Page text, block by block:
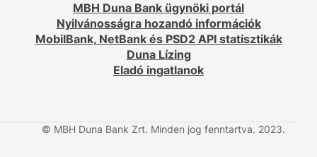
MBH Duna Bank ügynöki portál
Nyilvánosságra hozandó információk
MobilBank, NetBank és PSD2 API statisztikák
Duna Lízing
Eladó ingatlanok
© MBH Duna Bank Zrt. Minden jog fenntartva. 2023.